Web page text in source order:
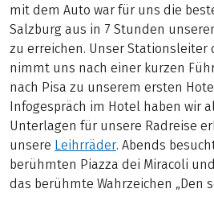
mit dem Auto war für uns die
Salzburg aus in 7 Stunden
zu erreichen. Unser Stationsleiter
nimmt uns nach einer kurzen
nach Pisa zu unserem ersten
Infogespräch im Hotel haben wir
Unterlagen für unsere Radreise
unsere Leihrräder. Abends
berühmten Piazza dei Miracoli
das berühmte Wahrzeichen „Den